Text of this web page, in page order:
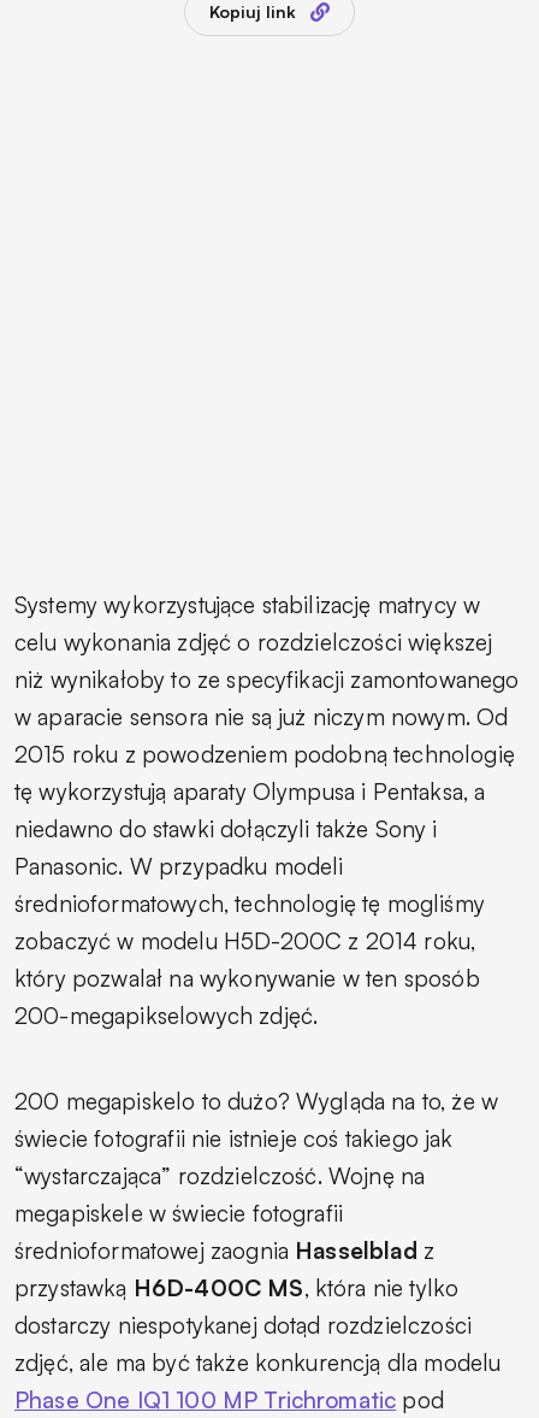
Kopiuj link
Systemy wykorzystujące stabilizację matrycy w
celu wykonania zdjęć o rozdzielczości większej
niż wynikałoby to ze specyfikacji zamontowanego
w aparacie sensora nie są już niczym nowym. Od
2015 roku z powodzeniem podobną technologię
tę wykorzystują aparaty Olympusa i Pentaksa, a
niedawno do stawki dołączyli także Sony i
Panasonic. W przypadku modeli
średnioformatowych, technologię tę mogliśmy
zobaczyć w modelu H5D-200C z 2014 roku,
który pozwalał na wykonywanie w ten sposób
200-megapikselowych zdjęć.
200 megapiskelo to dużo? Wygląda na to, że w
świecie fotografii nie istnieje coś takiego jak
“wystarczająca” rozdzielczość. Wojnę na
megapiskele w świecie fotografii
średnioformatowej zaognia Hasselblad z
przystawką H6D-400C MS, która nie tylko
dostarczy niespotykanej dotąd rozdzielczości
zdjęć, ale ma być także konkurencją dla modelu
Phase One IQ1 100 MP Trichromatic pod